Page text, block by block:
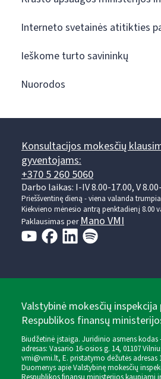
Interneto svetainės atitikties
Ieškome turto savininkų
Nuorodos
Konsultacijos mokesčių
gyventojams:
+370 5 260 5060
Darbo laikas: I-IV 8.00-17.00, V
Prieššventinę dieną - viena valanda
Kiekvieno mėnesio antrą penktadienį 8.00
Paklausimas perMano VMI
Valstybinė mokesčių
Respublikos finansų
Biudžetinė įstaiga. Juridinio asmens kodas
adresas: Vasario 16-osios g. 14, 01107
vmi@vmi.lt, E. pristatymo dėžutės adresas
Duomenys apie Valstybinę mokesčių